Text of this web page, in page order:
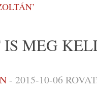
IS MEG
- 2015-10-06